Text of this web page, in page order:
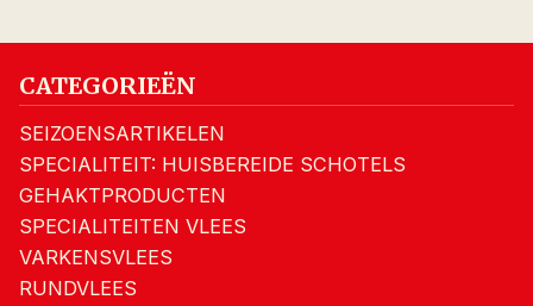
CATEGORIEËN
SEIZOENSARTIKELEN
SPECIALITEIT: HUISBEREIDE SCHOTELS
GEHAKTPRODUCTEN
SPECIALITEITEN VLEES
VARKENSVLEES
RUNDVLEES